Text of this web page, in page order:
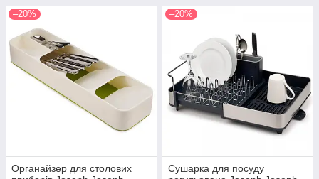
–20%
Органайзер для столових
–20%
Сушарка для посуду